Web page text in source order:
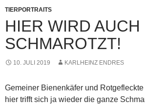
TIERPORTRAITS
HIER WIRD AUCH
SCHMAROTZT!
10. JULI 2019 KARLHEINZ ENDRES
Gemeiner Bienenkäfer und
hier trifft sich ja wieder die ganze